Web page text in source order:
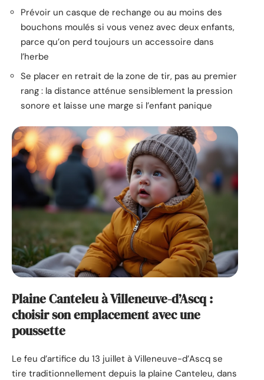
Prévoir un casque de rechange ou au moins des
bouchons moulés si vous venez avec deux enfants,
parce qu’on perd toujours un accessoire dans
l’herbe
Se placer en retrait de la zone de tir, pas au premier
rang : la distance atténue sensiblement la pression
sonore et laisse une marge si l’enfant panique
Plaine Canteleu à Villeneuve-d’Ascq :
choisir son emplacement avec une
poussette
Le feu d’artifice du 13 juillet à Villeneuve-d’Ascq se
tire traditionnellement depuis la plaine Canteleu, dans